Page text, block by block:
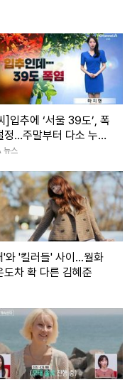
고 반박했고, 경찰은 김
하게 다니니 이런 일이
있다"고 했다.
여기서 인과관계가 왜 나
집에 기름 부으러 온
료, 귀책사유 NO"
우신데"…자녀와 어색한
했나..."결혼→2세는 많
]입추에 ‘서울 39도’, 폭
정…주말부터 다소 누그
뉴스
'와 '킬러들' 사이...월화
도차 확 다른 김혜준